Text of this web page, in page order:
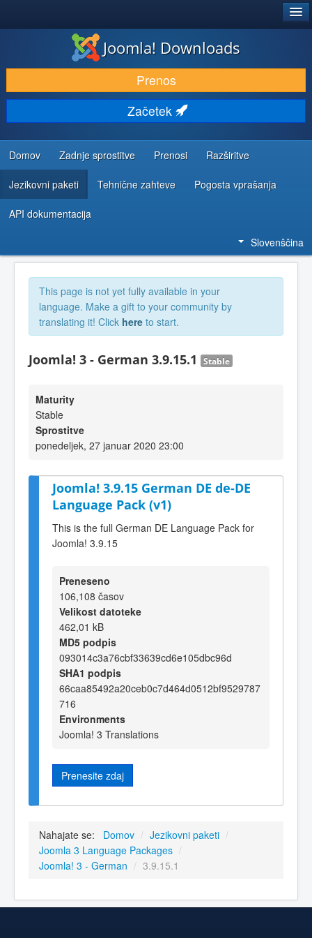
PRENESI IN RAZŠIRI
ODKRIJTE & IZVEJTE
SKUPNOST IN PODPORA
VIRI ZA RAZVIJALCE
Joomla! Downloads
Prenos
Začetek
Domov Zadnje sprostitve Prenosi Razširitve
Jezikovni paketi Tehnične zahteve Pogosta vprašanja
API dokumentacija
Slovenščina
This page is not yet fully available in your
language. Make a gift to your community by
translating it! Click here to start.
Joomla! 3 - German 3.9.15.1 Stable
Maturity
Stable
Sprostitve
ponedeljek, 27 januar 2020 23:00
Joomla! 3.9.15 German DE de-DE
Language Pack (v1)
This is the full German DE Language Pack for
Joomla! 3.9.15
Preneseno
106,108 časov
Velikost datoteke
462,01 kB
MD5 podpis
093014c3a76cbf33639cd6e105dbc96d
SHA1 podpis
66caa85492a20ceb0c7d464d0512bf9529787
716
Environments
Joomla! 3 Translations
Prenesite zdaj
Nahajate se: Domov / Jezikovni paketi /
Joomla 3 Language Packages /
Joomla! 3 - German / 3.9.15.1